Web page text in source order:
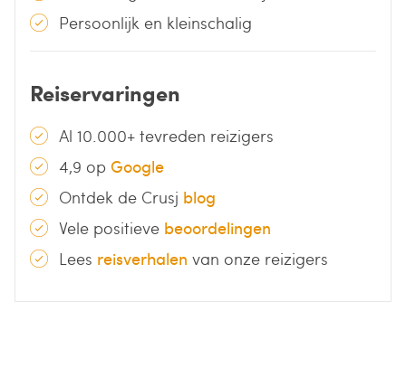
Persoonlijk en kleinschalig
Reiservaringen
Al 10.000+ tevreden reizigers
4,9 op Google
Ontdek de Crusj blog
Vele positieve beoordelingen
Lees reisverhalen van onze reizigers